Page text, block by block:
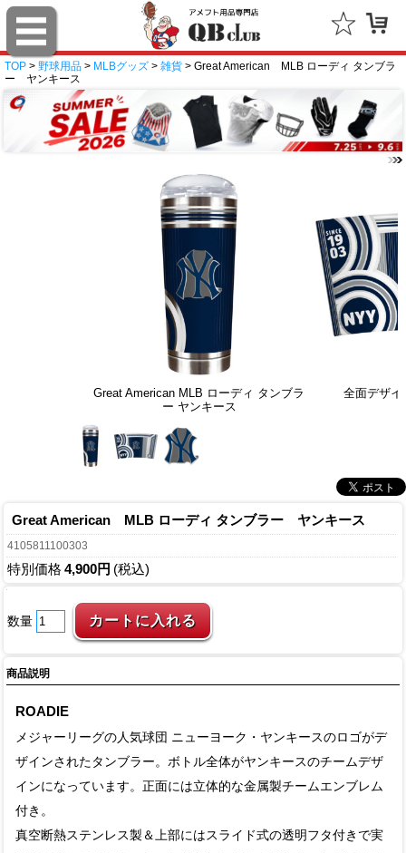
TOP > 野球用品 > MLBグッズ > 雑貨 > Great American MLB ローディ タンブラ
ー ヤンキース
Great American MLB ローディ タンブラ
ー ヤンキース
全面デザイ
Great American MLB ローディ タンブラー ヤンキース
4105811100303
特別価格 4,900円 (税込)
数量
商品説明
ROADIE
メジャーリーグの人気球団 ニューヨーク・ヤンキースのロゴがデ
ザインされたタンブラー。ボトル全体がヤンキースのチームデザ
インになっています。正面には立体的な金属製チームエンブレム
付き。
真空断熱ステンレス製＆上部にはスライド式の透明フタ付きで実